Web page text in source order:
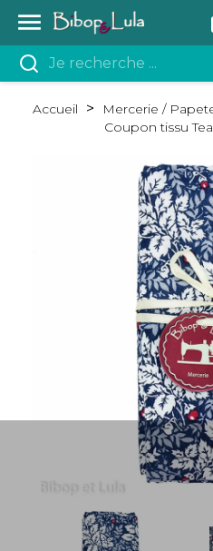

Accueil Mercerie /
Coupon tissu